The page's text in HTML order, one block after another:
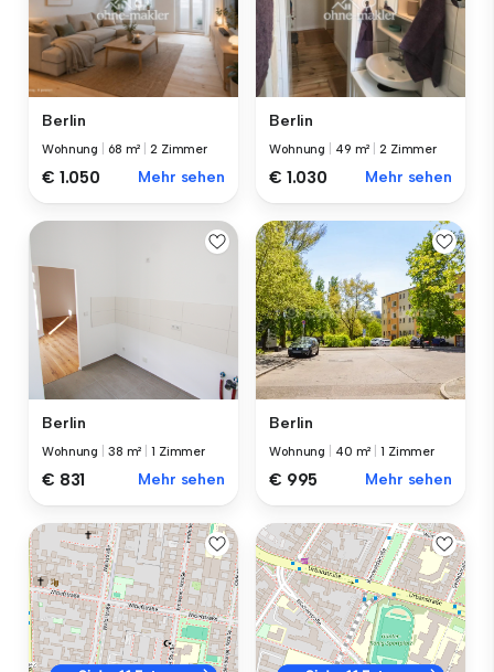
Berlin
Wohnung 68 m² |2 Zimmer
€ 1.050 Mehr sehen
Berlin
Wohnung 49 m² |2 Zimmer
€ 1.030 Mehr sehen
Berlin
Wohnung 38 m² |1 Zimmer
€ 831 Mehr sehen
Berlin
Wohnung 40 m² |1 Zimmer
€ 995 Mehr sehen